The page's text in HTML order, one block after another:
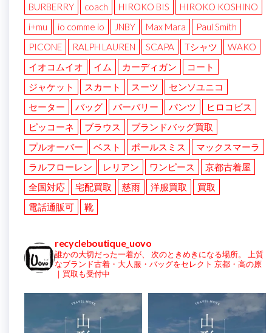
BURBERRY coach HIROKO BIS
HIROKO KOSHINO
i+mu
io comme io JNBY Max Mara
Paul Smith
PICONE
RALPH LAUREN SCAPA Tシャツ
WAKO
イオコムイオ
イム カーディガン
コート
ジャケット
スカート スーツ
センソユニコ
セーター
バッグ バーバリー パンツ
ヒロコビス
ピッコーネ
ブラウス
ブランドバッグ買取
プルオーバー
ベスト ポールスミス
マックスマーラ
ラルフローレン
レリアン ワンピース
京都古着屋
全国対応
宅配買取 慈雨 洋服買取
買取
電話通販可
靴
recycleboutique_uovo
誰かの大切だった一着が、 次のときめきになる場所。
上質
なブランド古着・大人服・バッグをセレクト 京都・高の原
｜買取も受付中